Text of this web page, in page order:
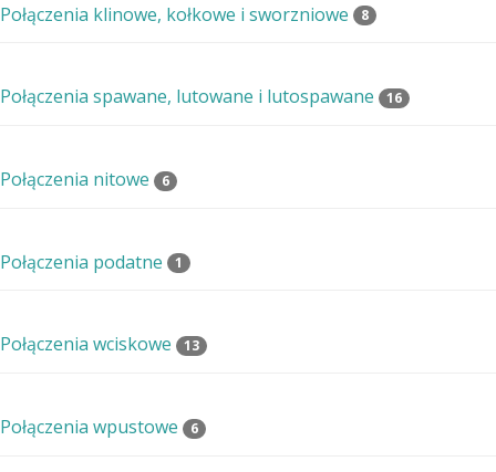
Połączenia klinowe, kołkowe i sworzniowe 8
Połączenia spawane, lutowane i lutospawane 16
Połączenia nitowe 6
Połączenia podatne 1
Połączenia wciskowe 13
Połączenia wpustowe 6